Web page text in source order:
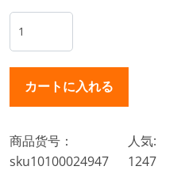
商品货号：
sku10100024947
人気:
1247